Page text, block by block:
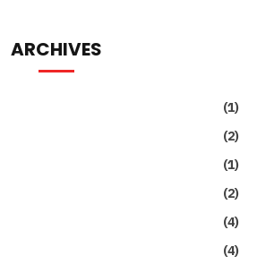
ARCHIVES
(1)
(2)
(1)
(2)
(4)
(4)